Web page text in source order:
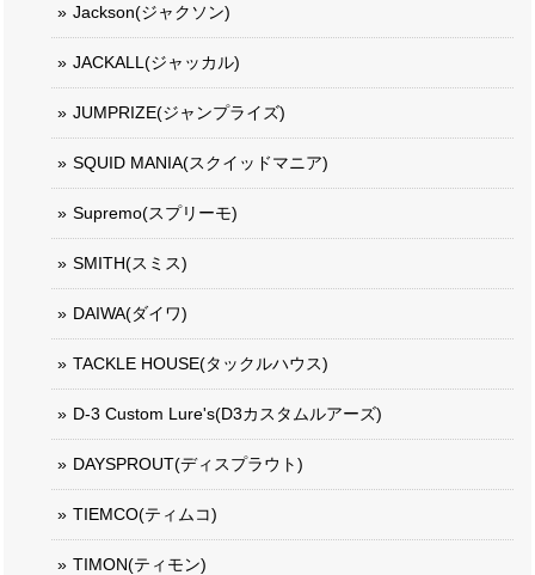
Jackson(ジャクソン)
JACKALL(ジャッカル)
JUMPRIZE(ジャンプライズ)
SQUID MANIA(スクイッドマニア)
Supremo(スプリーモ)
SMITH(スミス)
DAIWA(ダイワ)
TACKLE HOUSE(タックルハウス)
D-3 Custom Lure's(D3カスタムルアーズ)
DAYSPROUT(ディスプラウト)
TIEMCO(ティムコ)
TIMON(ティモン)